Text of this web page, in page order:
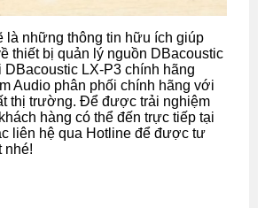
là những thông tin hữu ích giúp
thiết bị quản lý nguồn DBacoustic
DBacoustic LX-P3 chính hãng
Audio phân phối chính hãng với
thị trường. Để được trải nghiệm
hàng có thể đến trực tiếp tại
liên hệ qua Hotline để được tư
nhé!